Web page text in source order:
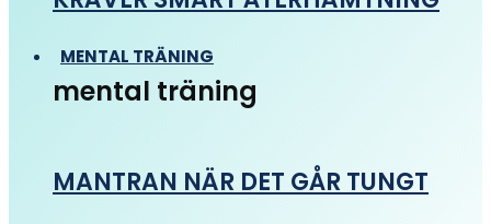
MENTAL TRÄNING
mental träning
MANTRAN NÄR DET GÅR TUNGT